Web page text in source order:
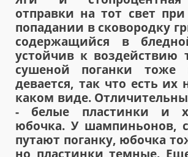
отправки на тот свет
попадании в сковородку
содержащийся в
устойчив к воздействию
сушеной поганки тоже
девается, так что есть их
каком виде.
- белые пластинки и
юбочка. У шампиньонов,
путают поганку, юбочка
но пластинки темные.